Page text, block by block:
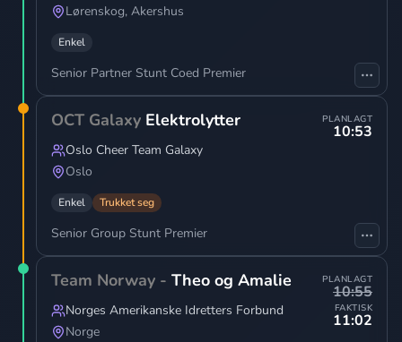
Lørenskog, Akershus
Enkel
Senior Partner Stunt Coed Premier
PLANLAGT
10:53
OCT Galaxy Elektrolytter
Oslo Cheer Team Galaxy
Oslo
Enkel Trukket seg
Senior Group Stunt Premier
PLANLAGT
10:55
FAKTISK
11:02
Team Norway - Theo og Amalie
Norges Amerikanske Idretters Forbund
Norge